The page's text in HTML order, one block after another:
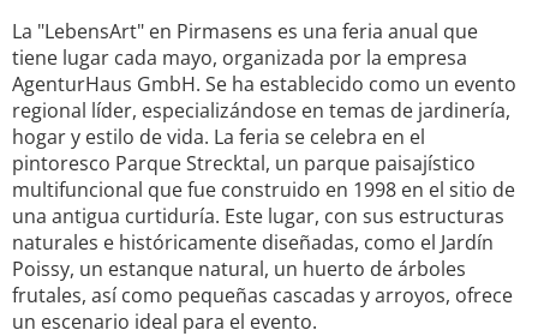
La "LebensArt" en Pirmasens es una feria anual que
tiene lugar cada mayo, organizada por la empresa
AgenturHaus GmbH. Se ha establecido como un evento
regional líder, especializándose en temas de jardinería,
hogar y estilo de vida. La feria se celebra en el
pintoresco Parque Strecktal, un parque paisajístico
multifuncional que fue construido en 1998 en el sitio de
una antigua curtiduría. Este lugar, con sus estructuras
naturales e históricamente diseñadas, como el Jardín
Poissy, un estanque natural, un huerto de árboles
frutales, así como pequeñas cascadas y arroyos, ofrece
un escenario ideal para el evento.